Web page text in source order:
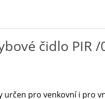
čidlo PIR /
pro venkovní i pro